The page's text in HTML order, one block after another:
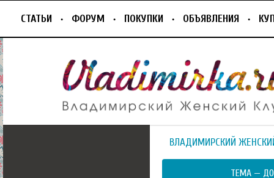
СТАТЬИ ФОРУМ ПОКУПКИ ОБЪЯВЛЕНИЯ
ВЛАДИМИРСКИЙ
ТЕМА —